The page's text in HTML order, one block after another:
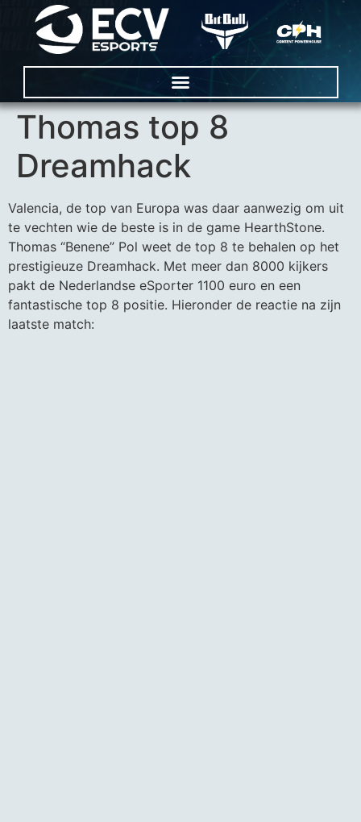
Thomas top 8
Dreamhack
Valencia, de top van Europa was daar aanwezig om uit
te vechten wie de beste is in de game HearthStone.
Thomas “Benene” Pol weet de top 8 te behalen op het
prestigieuze Dreamhack. Met meer dan 8000 kijkers
pakt de Nederlandse eSporter 1100 euro en een
fantastische top 8 positie. Hieronder de reactie na zijn
laatste match: